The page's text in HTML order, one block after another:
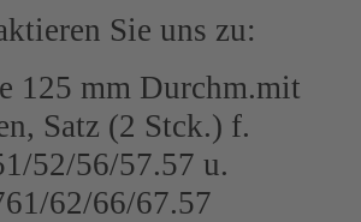
Sie uns zu:
125 mm Durchm.mit
Satz (2 Stck.) f.
52/56/57.57 u.
62/66/67.57